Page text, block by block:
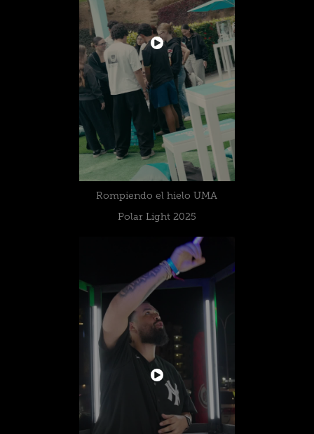
Rompiendo el hielo UMA
Polar Light 2025